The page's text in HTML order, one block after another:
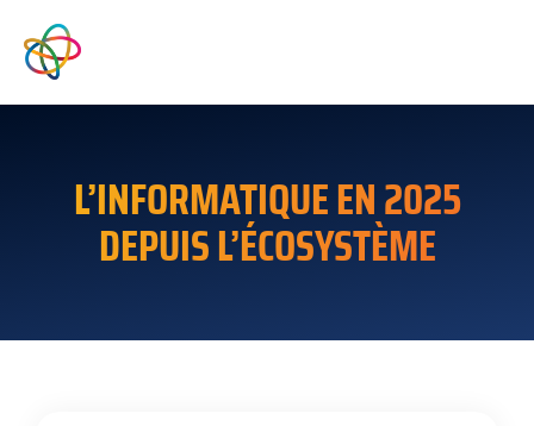
L’INFORMATIQUE EN 2025
DEPUIS L’ÉCOSYSTÈME